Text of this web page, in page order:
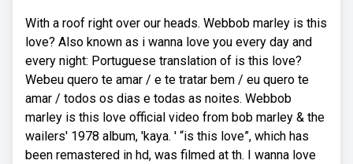
With a roof right over our heads. Webbob marley is this
love? Also known as i wanna love you every day and
every night: Portuguese translation of is this love?
Webeu quero te amar / e te tratar bem / eu quero te
amar / todos os dias e todas as noites. Webbob
marley is this love official video from bob marley & the
wailers' 1978 album, 'kaya. ' “is this love”, which has
been remastered in hd, was filmed at th. I wanna love